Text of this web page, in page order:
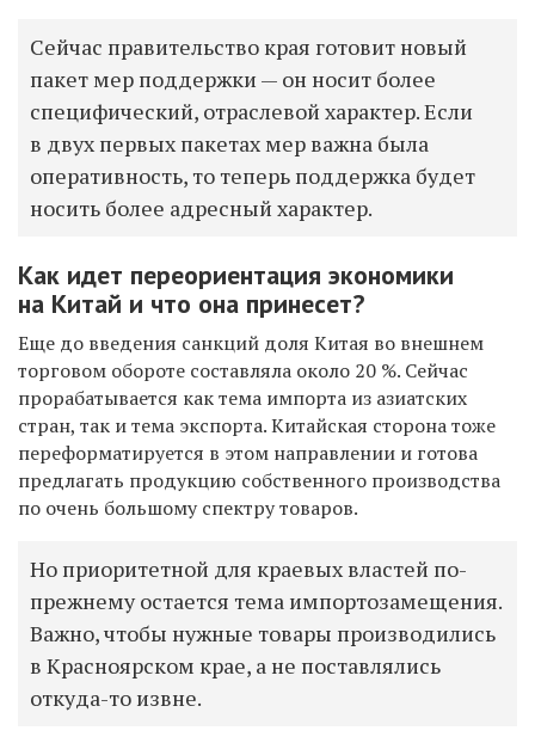
Сейчас правительство края готовит новый
пакет мер поддержки — он носит более
специфический, отраслевой характер. Если
в двух первых пакетах мер важна была
оперативность, то теперь поддержка будет
носить более адресный характер.
Как идет переориентация экономики
на Китай и что она принесет?
Еще до введения санкций доля Китая во внешнем
торговом обороте составляла около 20 %. Сейчас
прорабатывается как тема импорта из азиатских
стран, так и тема экспорта. Китайская сторона тоже
переформатируется в этом направлении и готова
предлагать продукцию собственного производства
по очень большому спектру товаров.
Но приоритетной для краевых властей по-
прежнему остается тема импортозамещения.
Важно, чтобы нужные товары производились
в Красноярском крае, а не поставлялись
откуда-то извне.